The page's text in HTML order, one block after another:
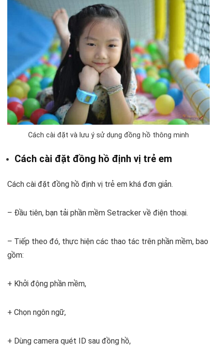
Cách cài đặt và lưu ý sử dụng đồng hồ thông minh
Cách cài đặt đồng hồ định vị trẻ em
Cách cài đặt đồng hồ định vị trẻ em khá đơn giản.
– Đầu tiên, bạn tải phần mềm Setracker về điện thoại.
– Tiếp theo đó, thực hiện các thao tác trên phần mềm, bao
gồm:
+ Khởi động phần mềm,
+ Chọn ngôn ngữ,
+ Dùng camera quét ID sau đồng hồ,